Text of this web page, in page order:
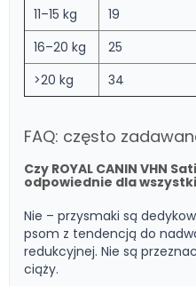
11–15 kg
19
16–20 kg
25
>20 kg
34
FAQ: często
Czy ROYAL CANIN VHN
odpowiednie dla
Nie – przysmaki są
psom z tendencją do
redukcyjnej. Nie są
ciąży.